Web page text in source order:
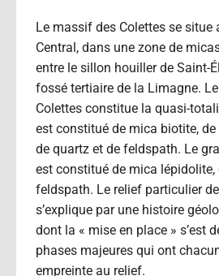
Le massif des Colettes se
Central, dans une zone de
entre le sillon houiller de Saint-
fossé tertiaire de la Limagne.
Colettes constitue la quasi-
est constitué de mica biotite,
de quartz et de feldspath. Le
est constitué de mica lépidolite,
feldspath. Le relief particulier
s’explique par une histoire
dont la « mise en place » s’est
phases majeures qui ont
empreinte au relief.